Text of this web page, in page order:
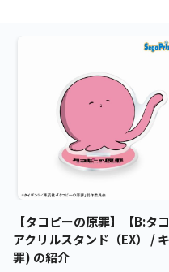
【タコピーの原罪】【B:タ
アクリルスタンド（EX） /
罪) の紹介